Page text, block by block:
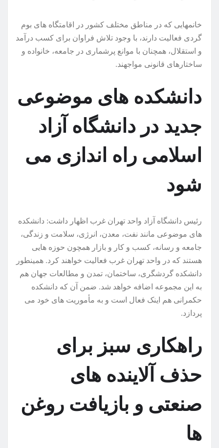
خانمهایی که در مناطق مختلف کشور در اقامتگاه های بوم
گردی فعالیت دارند، با وجود تلاش فراوان برای کسب درآمد
و استقلال، همچنان با موانع پرشماری در جامعه، خانواده و
ساختارهای قانونی مواجهند.
دانشکده های موضوعی
جدید در دانشگاه آزاد
اسلامی راه اندازی می
شود
رئیس دانشگاه آزاد واحد تهران غرب اظهار داشت: دانشکده
های موضوعی مانند نفت، معدن، انرژی، سلامت و زندگی،
جامعه و رسانه، کسب و کار و بازار همچون حوزه هایی
هستند که در واحد تهران غرب فعالیت خواهند کرد. همینطور
دانشکده گردشگری، ساختمان، تمدن و مطالعات جهان هم
به این مجموعه اضافه خواهد شد. ضمن آن که دانشکده
حکمرانی هم اینک فعال است و به مأموریت های خود می
پردازد.
راهکاری سبز برای
حذف آلاینده های
صنعتی و بازیافت روغن
ها